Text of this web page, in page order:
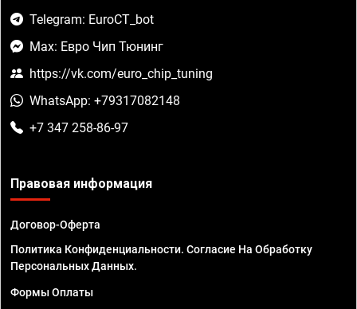
Telegram: EuroCT_bot
Max: Евро Чип Тюнинг
https://vk.com/euro_chip_tuning
WhatsApp: +79317082148
+7 347 258-86-97
Правовая информация
Договор-Оферта
Политика Конфиденциальности. Согласие На Обработку
Персональных Данных.
Формы Оплаты